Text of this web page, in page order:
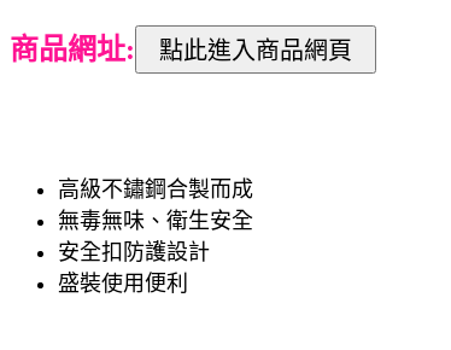
商品網址:
高級不鏽鋼合製而成
無毒無味、衛生安全
安全扣防護設計
盛裝使用便利